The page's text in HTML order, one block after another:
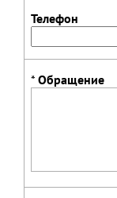
Телефон
* Обращение